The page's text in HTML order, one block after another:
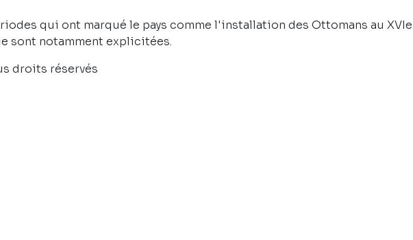
qui ont marqué le pays comme l'installation des Ottomans au XVIe
sont notamment explicitées.
droits réservés